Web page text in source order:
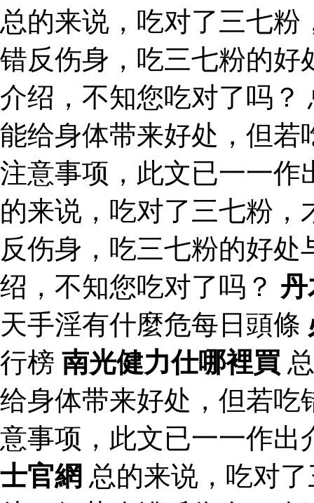
总的来说，吃对了三七粉
错反伤身，吃三七粉的好
介绍，不知您吃对了吗？
能给身体带来好处，但若
注意事项，此文已一一作
的来说，吃对了三七粉
反伤身，吃三七粉的好
绍，不知您吃对了吗？
天手淫有什麼危每日頭條
行榜 南光健力仕哪裡買
给身体带来好处，但若吃
意事项，此文已一一作
士官網 总的来说，吃对